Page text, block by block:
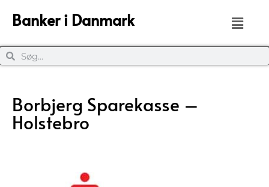
Banker i Danmark
Borbjerg Sparekasse –
Holstebro